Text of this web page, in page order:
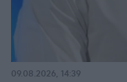
09.08.2026, 14:39